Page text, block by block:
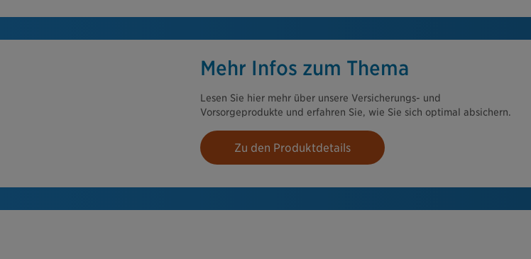
Mehr Infos zum Thema
Lesen Sie hier mehr über unsere Versicherungs- und
Vorsorgeprodukte und erfahren Sie, wie Sie sich optimal absichern.
Zu den Produktdetails